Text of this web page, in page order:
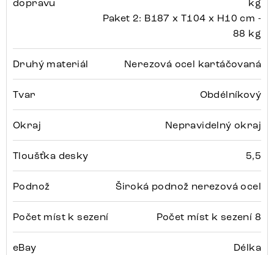
dopravu
kg
Paket 2: B187 x T104 x H10 cm -
88 kg
Druhý materiál Nerezová ocel kartáčovaná
Tvar Obdélníkový
Okraj Nepravidelný okraj
Tloušťka desky 5,5
Podnož Široká podnož nerezová ocel
Počet míst k sezení Počet míst k sezení 8
eBay Délka